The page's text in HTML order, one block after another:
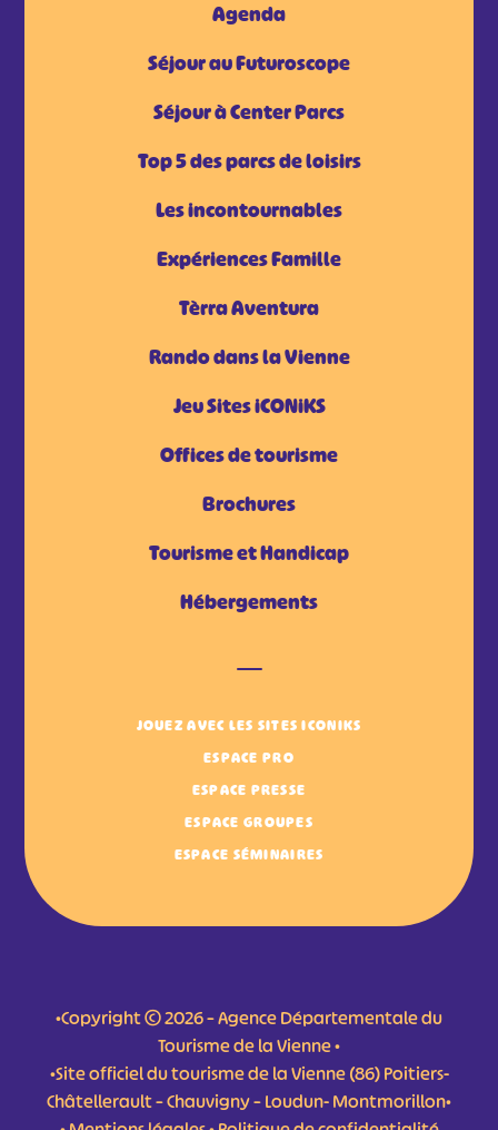
Agenda
Séjour au Futuroscope
Séjour à Center Parcs
Top 5 des parcs de loisirs
Les incontournables
Expériences Famille
Tèrra Aventura
Rando dans la Vienne
Jeu Sites iCONiKS
Offices de tourisme
Brochures
Tourisme et Handicap
Hébergements
JOUEZ AVEC LES SITES ICONIKS
ESPACE PRO
ESPACE PRESSE
ESPACE GROUPES
ESPACE SÉMINAIRES
•Copyright © 2026 – Agence Départementale du
Tourisme de la Vienne •
•Site officiel du tourisme de la Vienne (86) Poitiers-
Châtellerault – Chauvigny – Loudun- Montmorillon•